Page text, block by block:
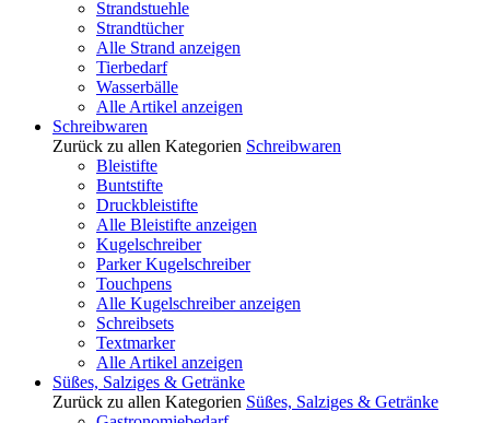
Strandstuehle
Strandtücher
Alle Strand anzeigen
Tierbedarf
Wasserbälle
Alle Artikel anzeigen
Schreibwaren
Zurück zu allen Kategorien Schreibwaren
Bleistifte
Buntstifte
Druckbleistifte
Alle Bleistifte anzeigen
Kugelschreiber
Parker Kugelschreiber
Touchpens
Alle Kugelschreiber anzeigen
Schreibsets
Textmarker
Alle Artikel anzeigen
Süßes, Salziges & Getränke
Zurück zu allen Kategorien Süßes, Salziges & Getränke